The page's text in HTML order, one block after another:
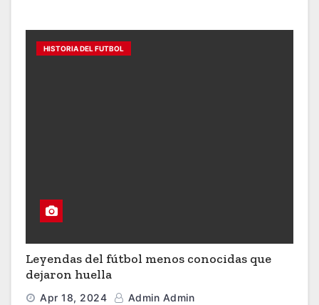
HISTORIA DEL FUTBOL
Leyendas del fútbol menos conocidas que
dejaron huella
Apr 18, 2024 Admin Admin